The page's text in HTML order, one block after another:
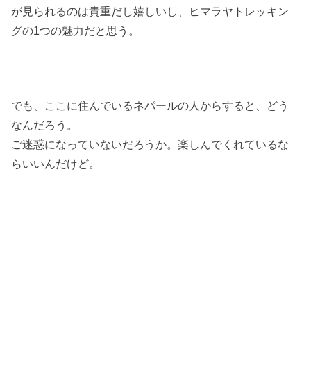
が見られるのは貴重だし嬉しいし、ヒマラヤトレッキン
グの1つの魅力だと思う。
でも、ここに住んでいるネパールの人からすると、どう
なんだろう。
ご迷惑になっていないだろうか。楽しんでくれているな
らいいんだけど。